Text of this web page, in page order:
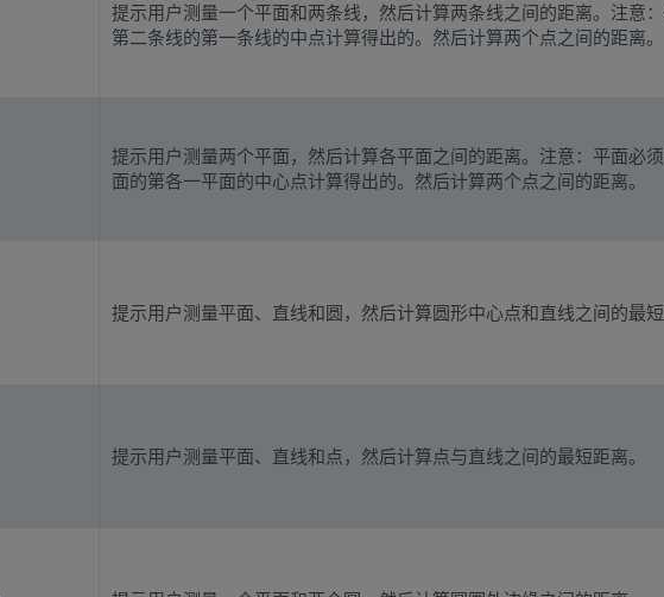
提示用户测量一个平面和两条线，然后计算两条线之间的距离。注意
第二条线的第一条线的中点计算得出的。然后计算两个点之间的距离。
提示用户测量两个平面，然后计算各平面之间的距离。注意：平面必
面的第各一平面的中心点计算得出的。然后计算两个点之间的距离。
提示用户测量平面、直线和圆，然后计算圆形中心点和直线之间的最短
提示用户测量平面、直线和点，然后计算点与直线之间的最短距离。